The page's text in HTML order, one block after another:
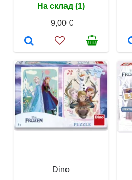
На склад (1)
9,00 €
Dino